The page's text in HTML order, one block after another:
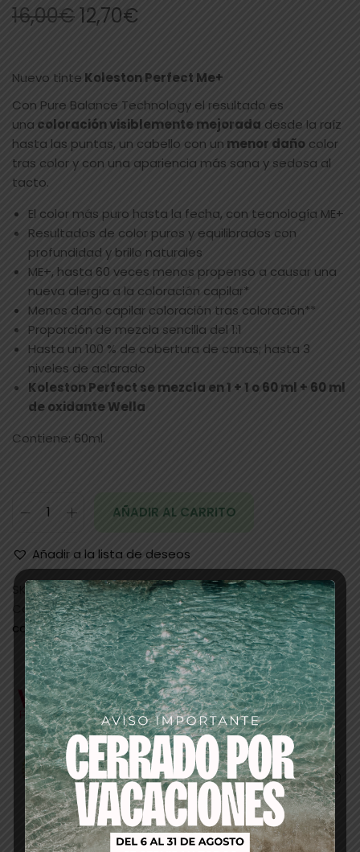
16,00€12,70€
Nuevo tinte Koleston Perfect Me+
Con Pure Balance Technology el resultado es
una coloración visiblemente mejorada desde la raíz
hasta las puntas, un cabello con un menor daño color
tras color y con una apariencia más sana y sedosa al
tacto.
El color más puro hasta la fecha, con tecnología ME+
Resultados de color puros y equilibrados con
profundidad y brillo naturales
ME+, hasta 60 veces menos propenso a causar una
nueva alergia a la coloración capilar*
Menos daño capilar coloración tras coloración**
Proporción de mezcla sencilla del 1:1
Hasta un 100 % de cobertura de canas; hasta 3
niveles de aclarado
Koleston Perfect se mezcla en 1 + 1 o 60 ml + 60 ml
de oxidante Wella
Contiene: 60ml.
AÑADIR AL CARRITO
Añadir a la lista de deseos
SKU:22623
Categorías:PELUQUERIA,tintes/baño de
color/oxigenadas
Productos relacionados